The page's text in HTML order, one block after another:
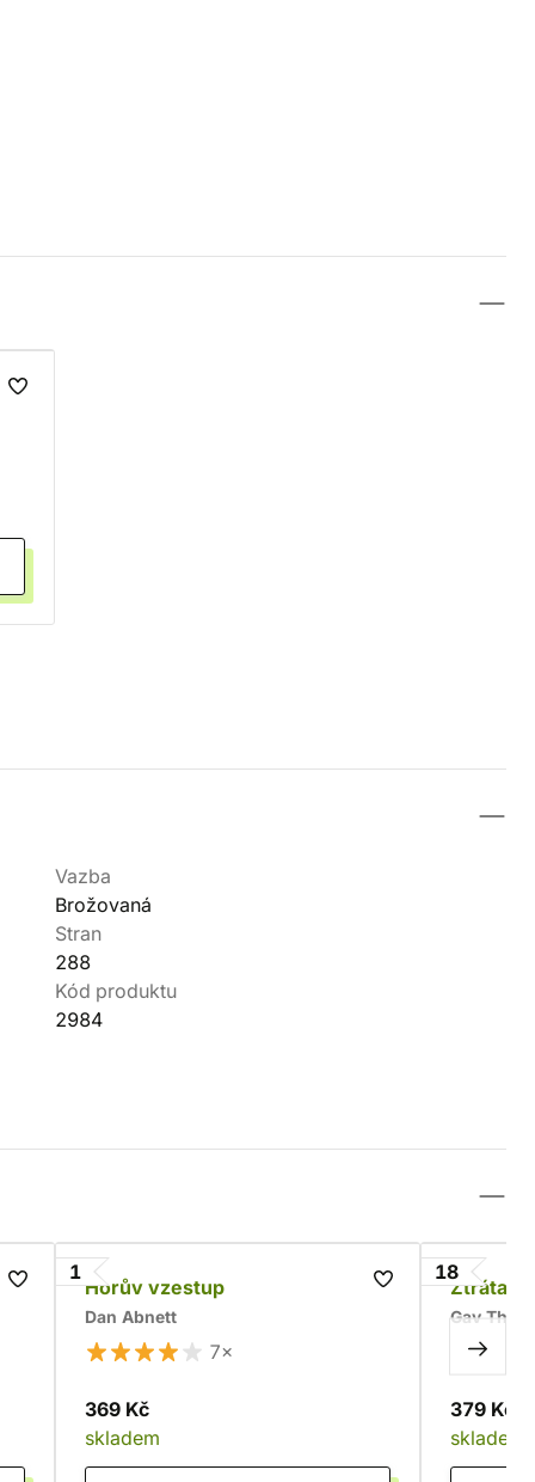
Vazba
Brožovaná
Stran
288
Kód produktu
2984
1
Horův vzestup
Dan Abnett
7×
369 Kč
skladem
18
Ztráta
Gav
379 Kč
skladem